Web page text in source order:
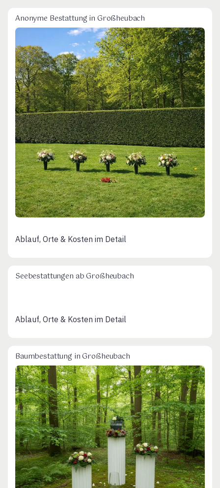
Anonyme Bestattung in Großheubach
Ablauf, Orte & Kosten im Detail
Seebestattungen ab Großheubach
Ablauf, Orte & Kosten im Detail
Baumbestattung in Großheubach